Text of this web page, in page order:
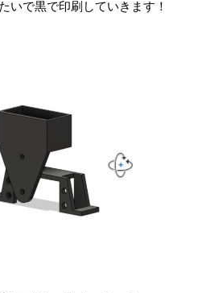
いで黒で印刷していきます！